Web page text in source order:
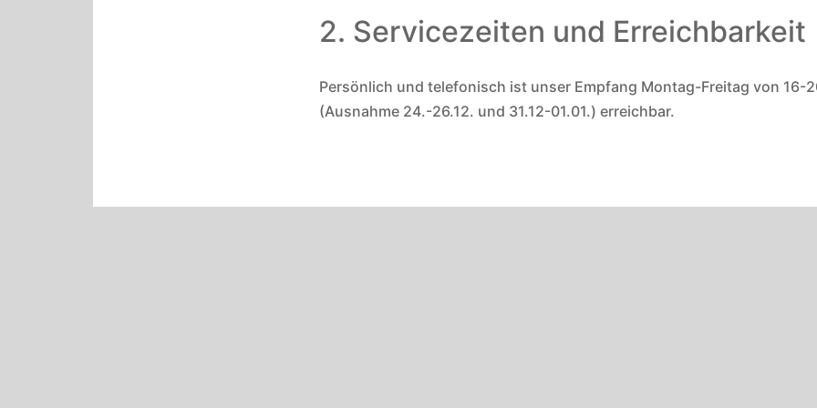
2. Servicezeiten und Erreichbarkeit
Persönlich und telefonisch ist unser Empfang Montag-Freitag von 16-
(Ausnahme 24.-26.12. und 31.12-01.01.) erreichbar.